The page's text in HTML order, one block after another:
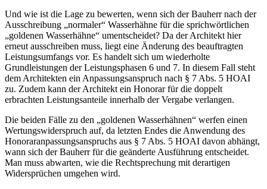
Und wie ist die Lage zu bewerten, wenn sich der Bauherr nach der
Ausschreibung „normaler“ Wasserhähne für die sprichwörtlichen
„goldenen Wasserhähne“ umentscheidet? Da der Architekt hier
erneut ausschreiben muss, liegt eine Änderung des beauftragten
Leistungsumfangs vor. Es handelt sich um wiederholte
Grundleistungen der Leistungsphasen 6 und 7. In diesem Fall steht
dem Architekten ein Anpassungsanspruch nach § 7 Abs. 5 HOAI
zu. Zudem kann der Architekt ein Honorar für die doppelt
erbrachten Leistungsanteile innerhalb der Vergabe verlangen.
Die beiden Fälle zu den „goldenen Wasserhähnen“ werfen einen
Wertungswiderspruch auf, da letzten Endes die Anwendung des
Honoraranpassungsanspruchs aus § 7 Abs. 5 HOAI davon abhängt,
wann sich der Bauherr für die geänderte Ausführung entscheidet.
Man muss abwarten, wie die Rechtsprechung mit derartigen
Widersprüchen umgehen wird.